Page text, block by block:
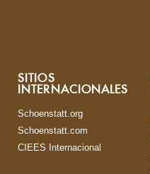
SITIOS
INTERNACIONALES
Schoenstatt.org
Schoenstatt.com
CIEES Internacional